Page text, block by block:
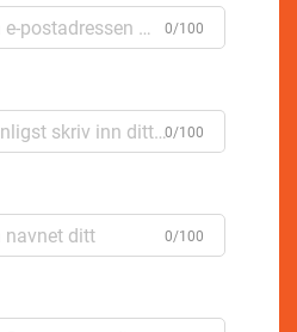
0/100
0/100
0/100